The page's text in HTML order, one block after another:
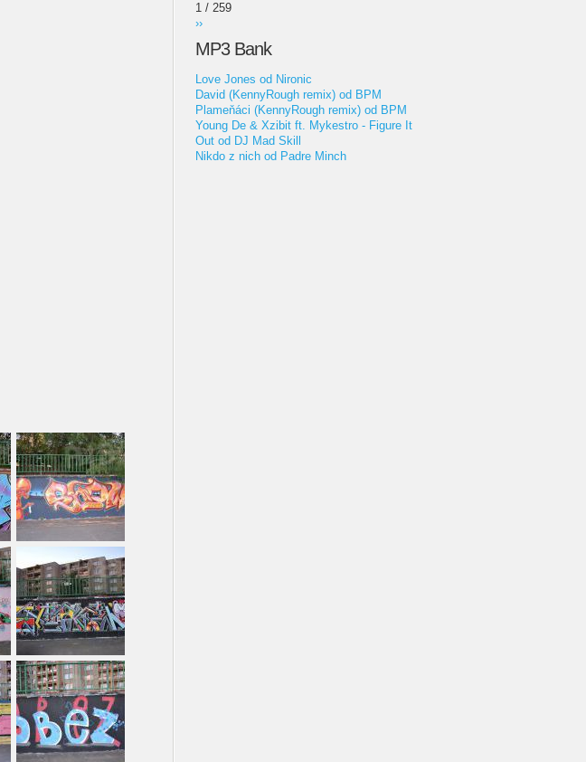
1 / 259
››
MP3 Bank
Love Jones od Nironic
David (KennyRough remix) od BPM
Plameňáci (KennyRough remix) od BPM
Young De & Xzibit ft. Mykestro - Figure It
Out od DJ Mad Skill
Nikdo z nich od Padre Minch